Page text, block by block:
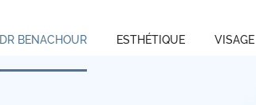
DR BENACHOUR ESTHÉTIQUE VISAGE